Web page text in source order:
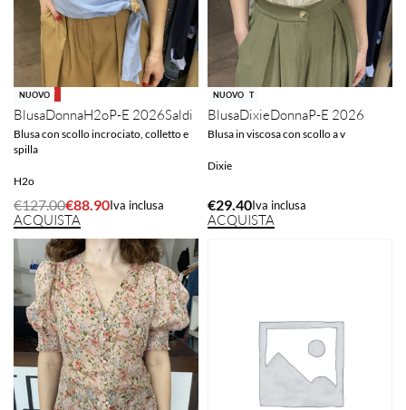
-30% OFF
NUOVO
BlusaDonnaH2oP-E 2026Saldi
Blusa con scollo incrociato, colletto e
spilla
H2o
€127.00€88.90Iva inclusa
ACQUISTA
SOLD OUT
NUOVO
BlusaDixieDonnaP-E 2026
Blusa in viscosa con scollo a v
Dixie
€29.40Iva inclusa
ACQUISTA